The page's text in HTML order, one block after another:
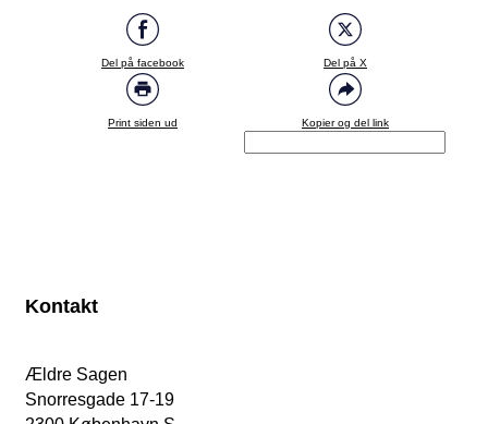
Del på facebook Del på X
Print siden ud Kopier og del link
Kontakt
Ældre Sagen
Snorresgade 17-19